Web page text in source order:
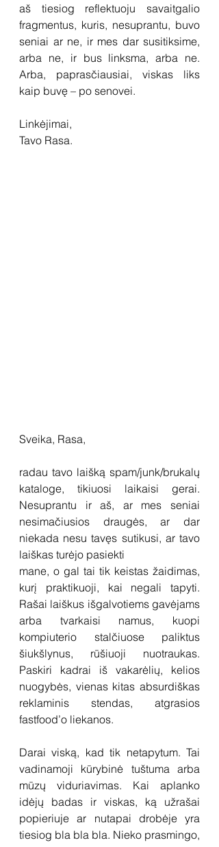
aš tiesiog reflektuoju savaitgalio
fragmentus, kuris, nesuprantu, buvo
seniai ar ne, ir mes dar susitiksime,
arba ne, ir bus linksma, arba ne.
Arba, paprasčiausiai, viskas liks
kaip buvę – po senovei.
Linkėjimai,
Tavo Rasa.
Sveika, Rasa,
radau tavo laišką spam/junk/brukalų
kataloge, tikiuosi laikaisi gerai.
Nesuprantu ir aš, ar mes seniai
nesimačiusios draugės, ar dar
niekada nesu tavęs sutikusi, ar tavo
laiškas turėjo pasiekti
mane, o gal tai tik keistas žaidimas,
kurį praktikuoji, kai negali tapyti.
Rašai laiškus išgalvotiems gavėjams
arba tvarkaisi namus, kuopi
kompiuterio stalčiuose paliktus
šiukšlynus, rūšiuoji nuotraukas.
Paskiri kadrai iš vakarėlių, kelios
nuogybės, vienas kitas absurdiškas
reklaminis stendas, atgrasios
fastfood’o liekanos.
Darai viską, kad tik netapytum. Tai
vadinamoji kūrybinė tuštuma arba
mūzų viduriavimas. Kai aplanko
idėjų badas ir viskas, ką užrašai
popieriuje ar nutapai drobėje yra
tiesiog bla bla bla. Nieko prasmingo,